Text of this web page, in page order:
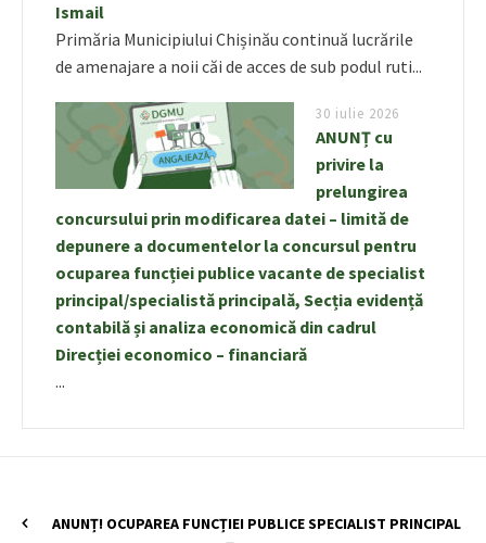
Ismail
Primăria Municipiului Chișinău continuă lucrările
de amenajare a noii căi de acces de sub podul ruti...
30 iulie 2026
ANUNȚ cu
privire la
prelungirea
concursului prin modificarea datei – limită de
depunere a documentelor la concursul pentru
ocuparea funcției publice vacante de specialist
principal/specialistă principală, Secția evidență
contabilă și analiza economică din cadrul
Direcției economico – financiară
...
ANUNȚ! OCUPAREA FUNCȚIEI PUBLICE SPECIALIST PRINCIPAL